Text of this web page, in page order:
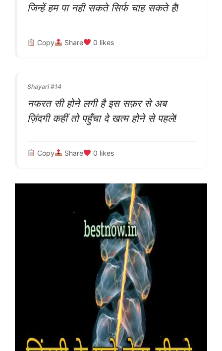
जिन्हें हम पा नही सकते सिर्फ चाह सकते है!
Copy Share 0 likes
Shayari #14
नफरत सी होने लगी है इस सफ़र से अब
ज़िंदगी कहीं तो पहुँचा दे खत्म होने से पहले!
Copy Share 0 likes